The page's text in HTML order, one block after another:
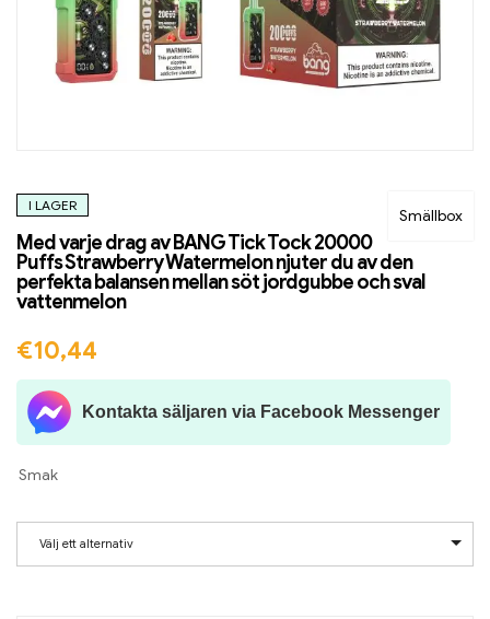
Smällbox
I LAGER
Med varje drag av BANG Tick Tock 20000
Puffs Strawberry Watermelon njuter du av den
perfekta balansen mellan söt jordgubbe och sval
vattenmelon
€10,44
Kontakta säljaren via Facebook Messenger
Smak
Välj ett alternativ